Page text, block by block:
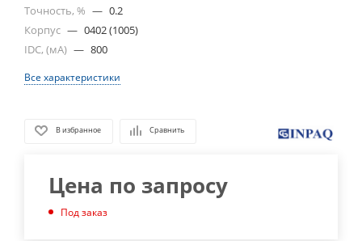
Точность, % — 0.2
Корпус — 0402 (1005)
IDC, (мА) — 800
Все характеристики
В избранное Сравнить
Цена по запросу
Под заказ